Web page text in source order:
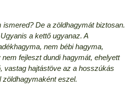
ismered? De a zöldhagymát biztosan.
a kettő ugyanaz. A
nem bébi hagyma,
fejleszt dundi hagymát, ehelyett
vastag hajtástöve az a hosszúkás
eszel.